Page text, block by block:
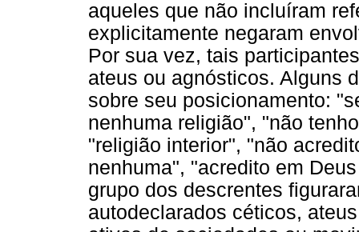
aqueles que não incluíram
explicitamente negaram
Por sua vez, tais
ateus ou agnósticos. Alguns
sobre seu posicionamento:
nenhuma religião", "não
"religião interior", "não
nenhuma", "acredito em
grupo dos descrentes
autodeclarados céticos,